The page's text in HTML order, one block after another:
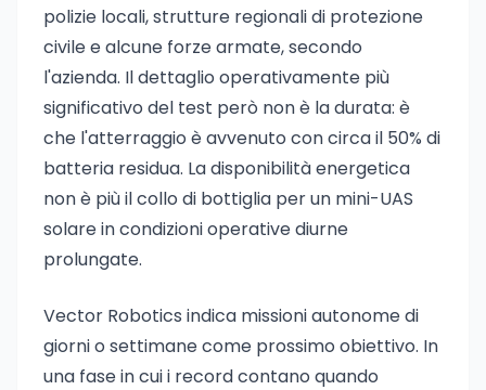
polizie locali, strutture regionali di protezione
civile e alcune forze armate, secondo
l'azienda. Il dettaglio operativamente più
significativo del test però non è la durata: è
che l'atterraggio è avvenuto con circa il 50% di
batteria residua. La disponibilità energetica
non è più il collo di bottiglia per un mini-UAS
solare in condizioni operative diurne
prolungate.
Vector Robotics indica missioni autonome di
giorni o settimane come prossimo obiettivo. In
una fase in cui i record contano quando